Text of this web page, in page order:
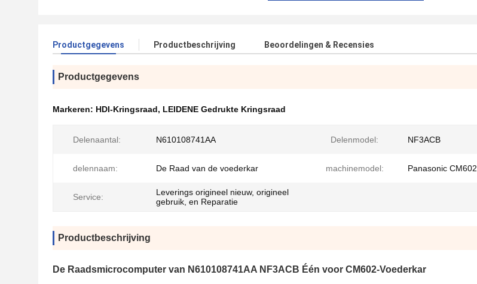
Productgegevens Productbeschrijving Beoordelingen & Recensies
Productgegevens
Markeren: HDI-Kringsraad, LEIDENE Gedrukte Kringsraad
Delenaantal: N610108741AA Delenmodel: NF3ACB
delennaam: De Raad van de voederkar machinemodel: Panasonic CM602
Service:
Leverings origineel nieuw, origineel
gebruik, en Reparatie
Productbeschrijving
De Raadsmicrocomputer van N610108741AA NF3ACB Één voor CM602-Voederkar